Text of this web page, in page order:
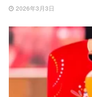
2026年3月3日